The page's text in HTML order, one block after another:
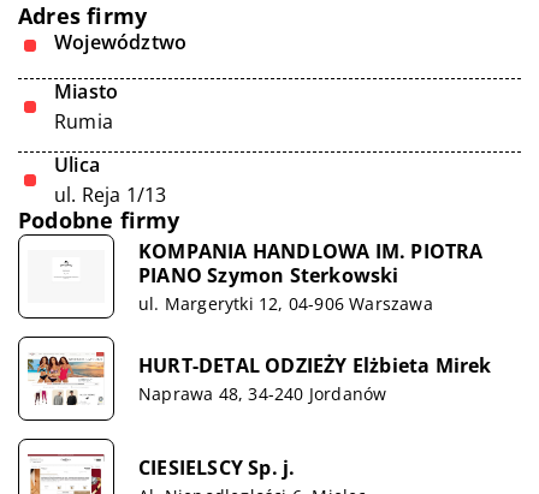
Adres firmy
Województwo
Miasto
Rumia
Ulica
ul. Reja 1/13
Podobne firmy
KOMPANIA HANDLOWA IM. PIOTRA
PIANO Szymon Sterkowski
ul. Margerytki 12, 04-906 Warszawa
HURT-DETAL ODZIEŻY Elżbieta Mirek
Naprawa 48, 34-240 Jordanów
CIESIELSCY Sp. j.